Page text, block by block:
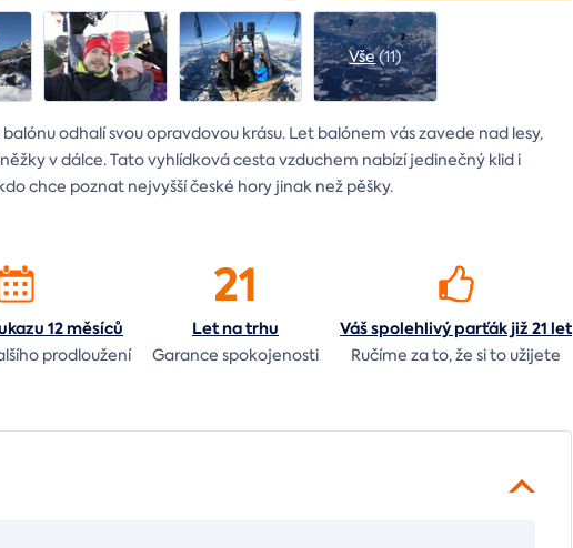
Vše(11)
odhalí svou opravdovou krásu. Let balónem vás zavede nad lesy,
v dálce. Tato vyhlídková cesta vzduchem nabízí jedinečný klid i
chce poznat nejvyšší české hory jinak než pěšky.
12 měsíců
prodloužení
21
Letna trhu
Garance spokojenosti
Váš spolehlivý parťák již 21 let
Ručíme za to,že si to užijete